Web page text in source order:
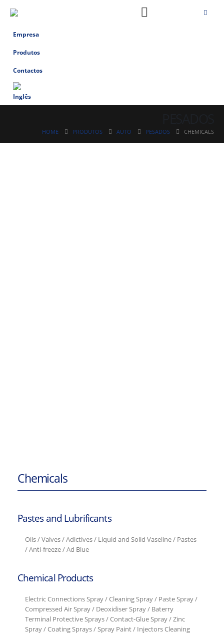
Empresa
Produtos
Contactos
HOME PRODUTOS AUTO PESADOS CHEMICALS
Chemicals
Pastes and Lubrificants
Oils / Valves / Adictives / Liquid and Solid Vaseline / Pastes
/ Anti-freeze / Ad Blue
Chemical Products
Electric Connections Spray / Cleaning Spray / Paste Spray /
Compressed Air Spray / Deoxidiser Spray / Baterry
Terminal Protective Sprays / Contact-Glue Spray / Zinc
Spray / Coating Sprays / Spray Paint / Injectors Cleaning